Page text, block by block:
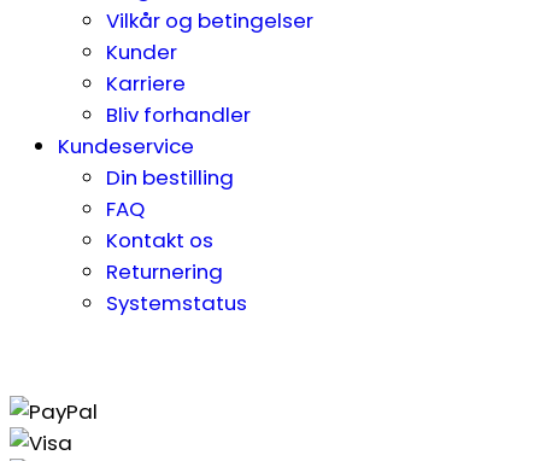
Vilkår og betingelser
Kunder
Karriere
Bliv forhandler
Kundeservice
Din bestilling
FAQ
Kontakt os
Returnering
Systemstatus